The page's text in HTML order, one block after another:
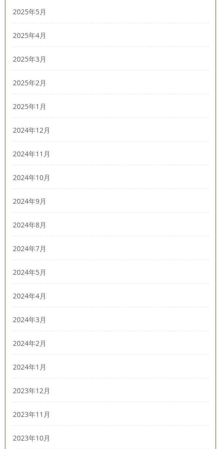
2025年5月
2025年4月
2025年3月
2025年2月
2025年1月
2024年12月
2024年11月
2024年10月
2024年9月
2024年8月
2024年7月
2024年5月
2024年4月
2024年3月
2024年2月
2024年1月
2023年12月
2023年11月
2023年10月